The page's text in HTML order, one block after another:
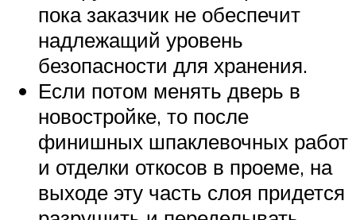
пока заказчик не обеспечит
надлежащий уровень
безопасности для хранения.
Если потом менять дверь в
новостройке, то после
финишных шпаклевочных работ
и отделки откосов в проеме, на
выходе эту часть слоя придется